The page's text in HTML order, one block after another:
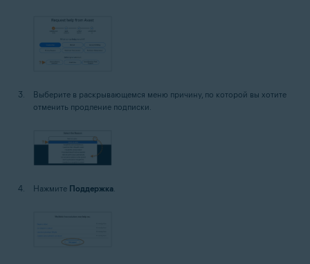
Выберите в раскрывающемся меню причину, по которой вы хотите
отменить продление подписки.
Нажмите Поддержка.